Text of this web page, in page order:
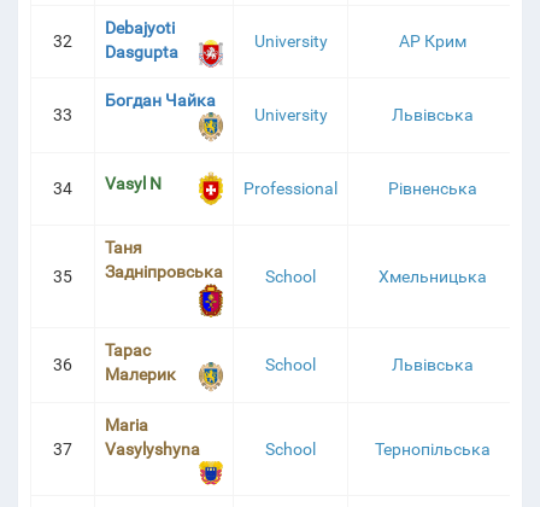
32
Debajyoti
Dasgupta
University АР Крим
33
Богдан Чайка
University Львівська
34 Vasyl N Professional Рівненська
35
Таня
Задніпровська
School Хмельницька
36
Тарас
Малерик
School Львівська
37
Maria
Vasylyshyna
School Тернопільська